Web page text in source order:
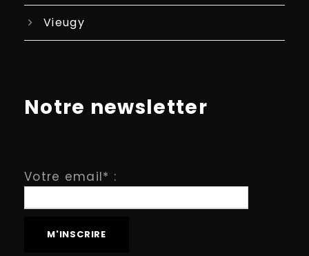
Vieugy
Notre newsletter
Votre email* :